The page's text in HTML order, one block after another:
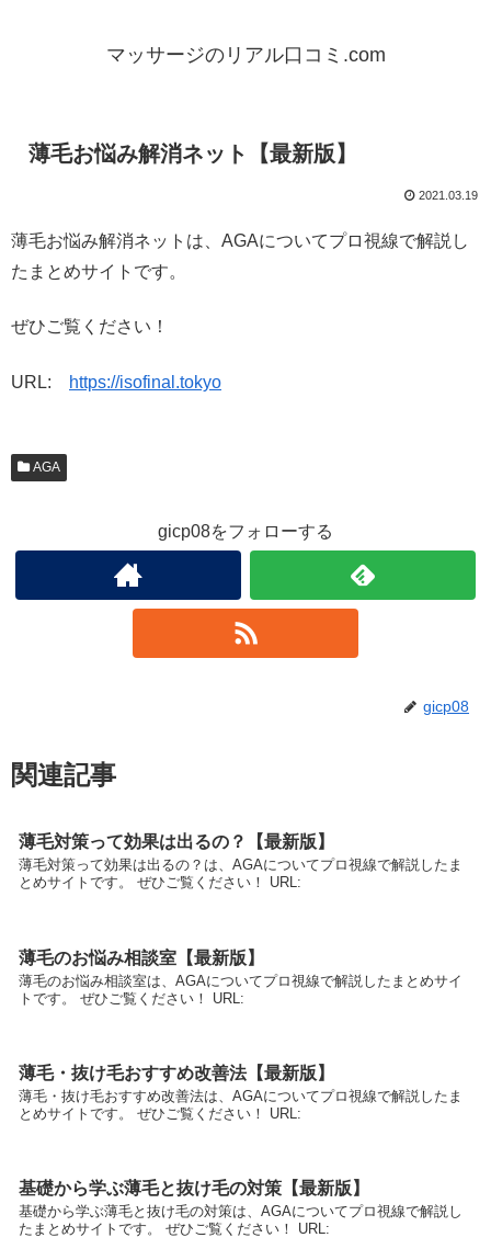
マッサージのリアル口コミ.com
薄毛お悩み解消ネット【最新版】
2021.03.19
薄毛お悩み解消ネットは、AGAについてプロ視線で解説し
たまとめサイトです。
ぜひご覧ください！
URL: https://isofinal.tokyo
AGA
gicp08をフォローする
gicp08
関連記事
薄毛対策って効果は出るの？【最新版】
薄毛対策って効果は出るの？は、AGAについてプロ視線で解説したま
とめサイトです。 ぜひご覧ください！ URL:
薄毛のお悩み相談室【最新版】
薄毛のお悩み相談室は、AGAについてプロ視線で解説したまとめサイ
トです。 ぜひご覧ください！ URL:
薄毛・抜け毛おすすめ改善法【最新版】
薄毛・抜け毛おすすめ改善法は、AGAについてプロ視線で解説したま
とめサイトです。 ぜひご覧ください！ URL:
基礎から学ぶ薄毛と抜け毛の対策【最新版】
基礎から学ぶ薄毛と抜け毛の対策は、AGAについてプロ視線で解説し
たまとめサイトです。 ぜひご覧ください！ URL: